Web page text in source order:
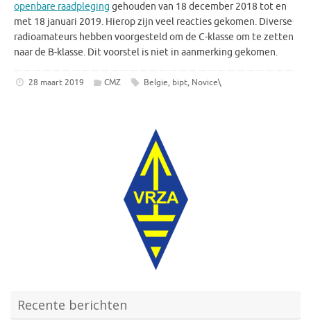
openbare raadpleging gehouden van 18 december 2018 tot en
met 18 januari 2019. Hierop zijn veel reacties gekomen. Diverse
radioamateurs hebben voorgesteld om de C-klasse om te zetten
naar de B-klasse. Dit voorstel is niet in aanmerking gekomen.
28 maart 2019 CMZ Belgie, bipt, Novice\
Recente berichten